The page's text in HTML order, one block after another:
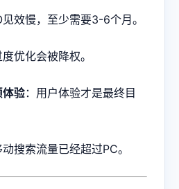
见效慢，至少需要3-6个月。
度优化会被降权。
体验：用户体验才是最终目
动搜索流量已经超过PC。